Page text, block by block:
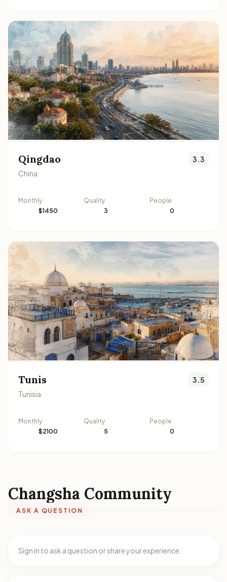
Qingdao
China
3.3
Monthly
$1450
Quality
3
People
0
Tunis
Tunisia
3.5
Monthly
$2100
Quality
5
People
0
Changsha Community
ASK A QUESTION
Sign in to ask a question or share your experience.